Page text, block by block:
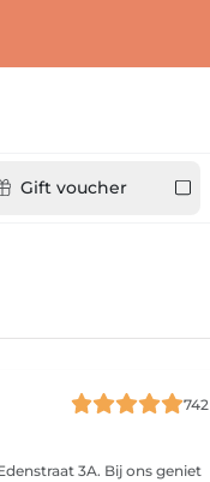
Gift voucher
742
3A. Bij ons geniet